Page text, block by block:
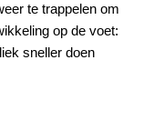
te trappelen om
op de voet:
sneller doen